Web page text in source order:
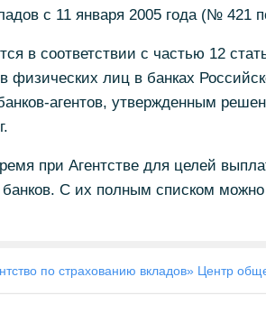
с 11 января 2005 года (№ 421
в соответствии с частью 12
физических лиц в банках
агентов, утвержденным
при Агентстве для целей
С их полным списком можно
по страхованию вкладов» Центр